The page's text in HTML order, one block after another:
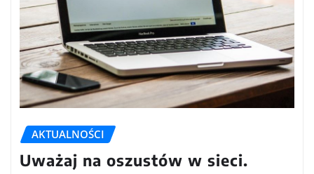
AKTUALNOŚCI
Uważaj na oszustów w sieci.